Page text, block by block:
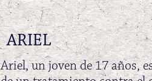
ARIEL
Ariel, un joven de 17 años,